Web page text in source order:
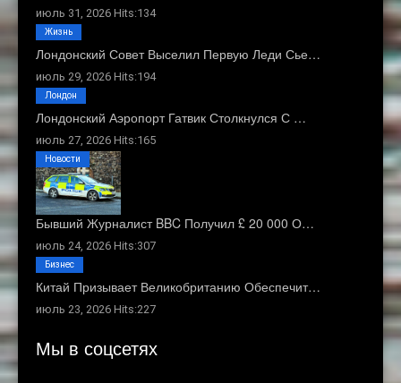
июль 31, 2026 Hits:134
Лондонский Совет Выселил Первую Леди Сье…
июль 29, 2026 Hits:194
Жизнь
Лондонский Аэропорт Гатвик Столкнулся С …
июль 27, 2026 Hits:165
Лондон
Бывший Журналист BBC Получил £ 20 000 О…
июль 24, 2026 Hits:307
Новости
Китай Призывает Великобританию Обеспечит…
июль 23, 2026 Hits:227
Бизнес
Мы в соцсетях